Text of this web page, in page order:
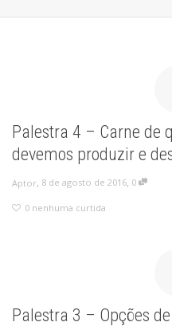
Palestra 4 – Carne de
devemos produzir e
Aptor, 8 de agosto de 2016, 0
0 nenhuma curtida
Palestra 3 – Opções